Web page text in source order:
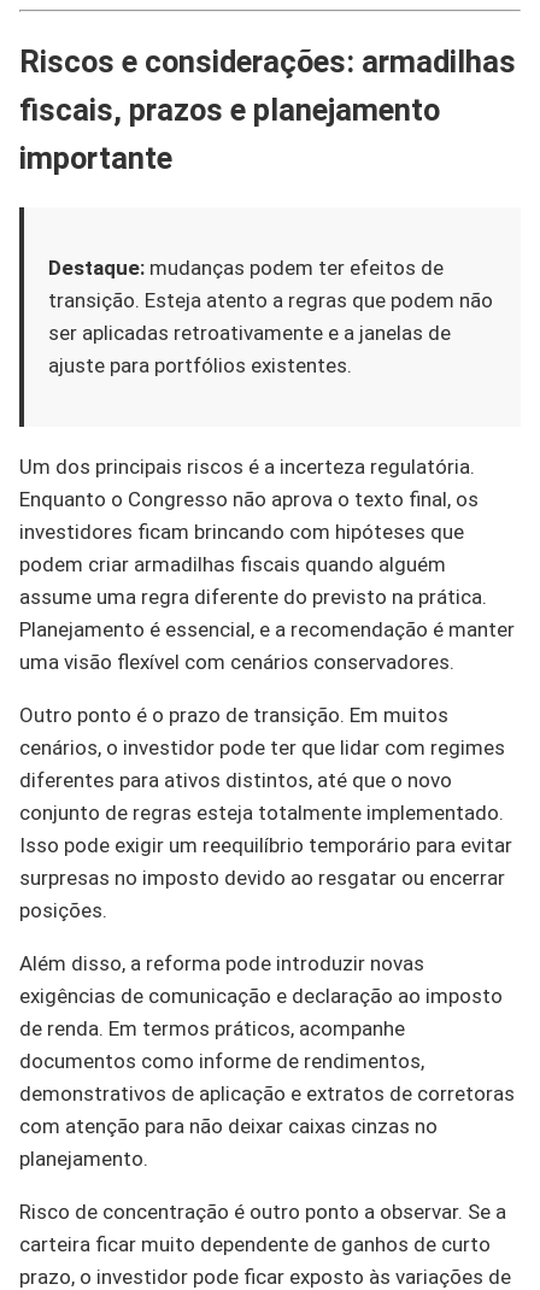
Riscos e considerações: armadilhas
fiscais, prazos e planejamento
importante
Destaque: mudanças podem ter efeitos de
transição. Esteja atento a regras que podem não
ser aplicadas retroativamente e a janelas de
ajuste para portfólios existentes.
Um dos principais riscos é a incerteza regulatória.
Enquanto o Congresso não aprova o texto final, os
investidores ficam brincando com hipóteses que
podem criar armadilhas fiscais quando alguém
assume uma regra diferente do previsto na prática.
Planejamento é essencial, e a recomendação é manter
uma visão flexível com cenários conservadores.
Outro ponto é o prazo de transição. Em muitos
cenários, o investidor pode ter que lidar com regimes
diferentes para ativos distintos, até que o novo
conjunto de regras esteja totalmente implementado.
Isso pode exigir um reequilíbrio temporário para evitar
surpresas no imposto devido ao resgatar ou encerrar
posições.
Além disso, a reforma pode introduzir novas
exigências de comunicação e declaração ao imposto
de renda. Em termos práticos, acompanhe
documentos como informe de rendimentos,
demonstrativos de aplicação e extratos de corretoras
com atenção para não deixar caixas cinzas no
planejamento.
Risco de concentração é outro ponto a observar. Se a
carteira ficar muito dependente de ganhos de curto
prazo, o investidor pode ficar exposto às variações de